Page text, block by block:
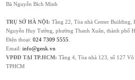
Bà Nguyễn Bích Minh
TRỤ SỞ HÀ NỘI: Tầng 22, Tòa nhà Center Building,
Nguyễn Huy Tưởng, phường Thanh Xuân, thành phố
Điện thoại: 024 7309 5555
Email: info@genk.vn
VPĐD TẠI TP.HCM: Tầng 4, Tòa nhà 123, số 127
TPHCM